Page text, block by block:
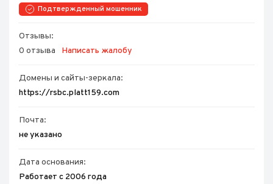
Подтвержденный мошенник
Отзывы:
0 отзыва
Написать жалобу
Домены и сайты-зеркала:
https://rsbc.platt159.com
Почта:
не указано
Дата основания:
Работает с 2006 года